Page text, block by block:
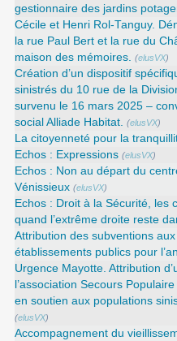
gestionnaire des jardins
Cécile et Henri Rol-Tanguy.
la rue Paul Bert et la rue du
maison des mémoires. (elusVX)
Création d’un dispositif
sinistrés du 10 rue de la
survenu le 16 mars 2025 –
social Alliade Habitat. (elusVX)
La citoyenneté pour la
Echos : Expressions (elusVX)
Echos : Non au départ du
Vénissieux (elusVX)
Echos : Droit à la Sécurité, les
quand l’extrême droite reste
Attribution des subventions
établissements publics pour
Urgence Mayotte. Attribution
l’association Secours
en soutien aux populations
(elusVX)
Accompagnement du